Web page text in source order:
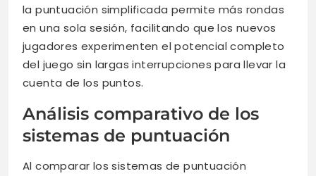
la puntuación simplificada permite más rondas
en una sola sesión, facilitando que los nuevos
jugadores experimenten el potencial completo
del juego sin largas interrupciones para llevar la
cuenta de los puntos.
Análisis comparativo de los
sistemas de puntuación
Al comparar los sistemas de puntuación